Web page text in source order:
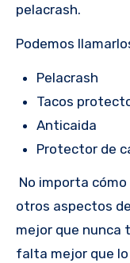
pelacrash.
Podemos
Pelacrash
Tacos
Anticaida
Protector de
No importa
otros aspectos
mejor que nunca
falta mejor que